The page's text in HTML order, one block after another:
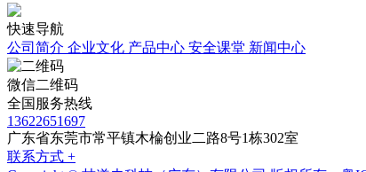
快速导航
公司简介 企业文化 产品中心 安全课堂 新闻中心
微信二维码
全国服务热线
13622651697
广东省东莞市常平镇木棆创业二路8号1栋302室
联系方式 +